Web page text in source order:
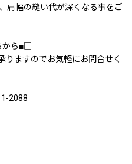
肩幅の縫い代が深くなる事をご
から■□
りますのでお気軽にお問合せく
2088